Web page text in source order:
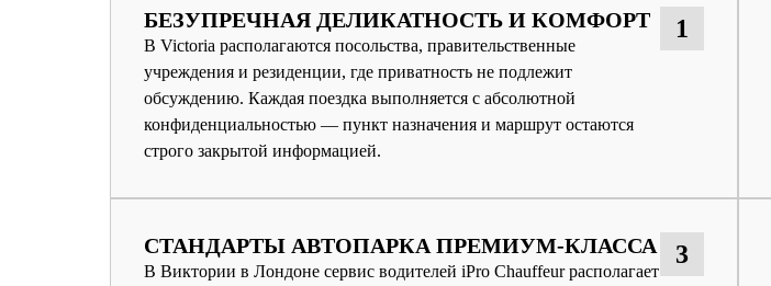
БЕЗУПРЕЧНАЯ ДЕЛИКАТНОСТЬ И КОМФОРТ
В Victoria располагаются посольства, правительственные
учреждения и резиденции, где приватность не подлежит
обсуждению. Каждая поездка выполняется с абсолютной
конфиденциальностью — пункт назначения и маршрут остаются
строго закрытой информацией.
1
СТАНДАРТЫ АВТОПАРКА ПРЕМИУМ-КЛАССА
В Виктории в Лондоне сервис водителей iPro Chauffeur располагает
3